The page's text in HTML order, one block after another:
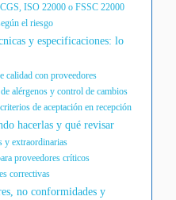
ISO 22000 o FSSC 22000
el riesgo
y especificaciones: lo
calidad con proveedores
alérgenos y control de cambios
de aceptación en recepción
hacerlas y qué revisar
y extraordinarias
proveedores críticos
correctivas
no conformidades y